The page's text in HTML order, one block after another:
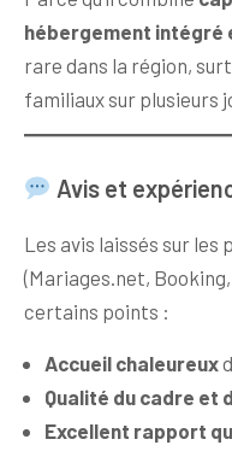
hébergement intégré
rare dans la région,
familiaux sur plusieurs
Avis et
Les avis laissés sur
(Mariages.net,
certains points :
Accueil chaleureux
Qualité du cadre et
Excellent rapport